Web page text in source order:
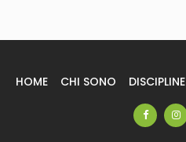
HOME CHI SONO DISCIPLINE